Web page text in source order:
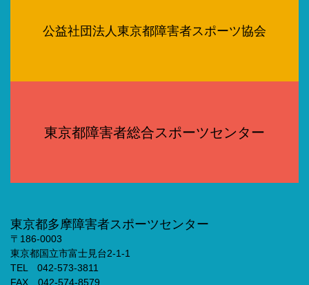
公益社団法人東京都障害者スポーツ協会
東京都障害者総合スポーツセンター
東京都多摩障害者スポーツセンター
〒186-0003
東京都国立市富士見台2-1-1
TEL 042-573-3811
FAX 042-574-8579